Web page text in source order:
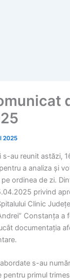
2025
s-au reunit astăzi,
a analiza și
ordinea de zi.
privind
Clinic
Constanța a
documentația
s-au
pentru primul